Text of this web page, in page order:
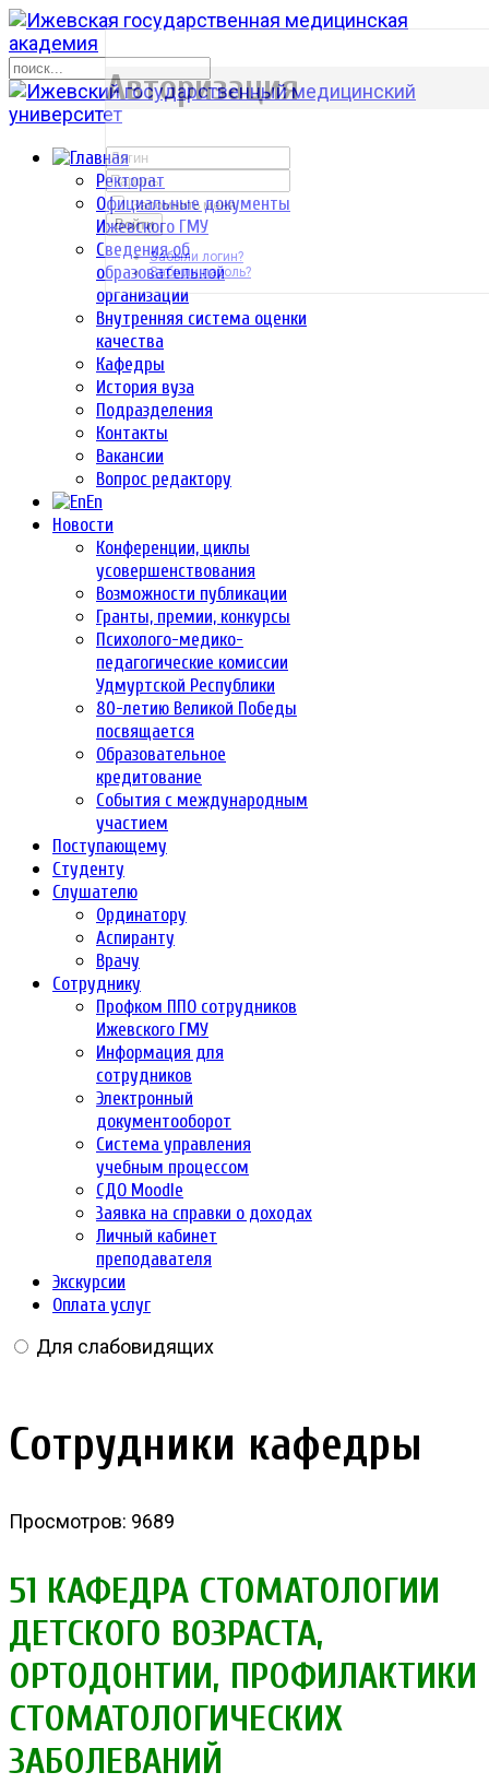
Ректорат
Официальные документы
Ижевского ГМУ
Сведения об
образовательной
организации
Внутренняя система оценки
качества
Кафедры
История вуза
Подразделения
Контакты
Вакансии
Вопрос редактору
En
Новости
Конференции, циклы
усовершенствования
Возможности публикации
Гранты, премии, конкурсы
Психолого-медико-
педагогические комиссии
Удмуртской Республики
80-летию Великой Победы
посвящается
Образовательное
кредитование
События с международным
участием
Поступающему
Студенту
Слушателю
Ординатору
Аспиранту
Врачу
Сотруднику
Профком ППО сотрудников
Ижевского ГМУ
Информация для
сотрудников
Электронный
документооборот
Система управления
учебным процессом
СДО Moodle
Заявка на справки о доходах
Личный кабинет
преподавателя
Экскурсии
Оплата услуг
Для слабовидящих
Сотрудники кафедры
Просмотров: 9689
51 КАФЕДРА СТОМАТОЛОГИИ
ДЕТСКОГО ВОЗРАСТА,
ОРТОДОНТИИ, ПРОФИЛАКТИКИ
СТОМАТОЛОГИЧЕСКИХ
ЗАБОЛЕВАНИЙ
р
Авторизация
Запомнить меня
Войти
Забыли логин?
Забыли пароль?